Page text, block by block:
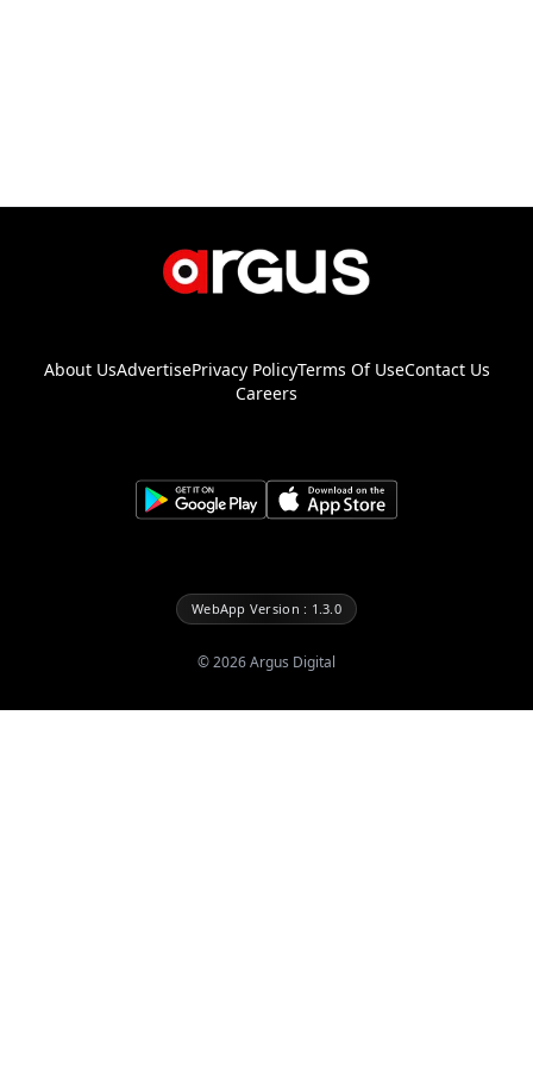
About UsAdvertisePrivacy PolicyTerms Of UseContact Us
Careers
WebApp Version : 1.3.0
©2026Argus Digital